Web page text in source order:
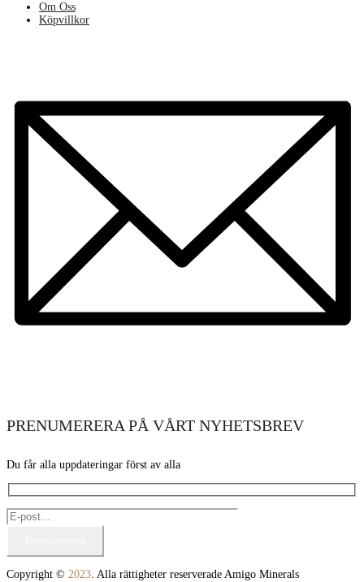
Om Oss
Köpvillkor
PRENUMERERA PÅ VÅRT NYHETSBREV
Du får alla uppdateringar först av alla
Copyright © 2023. Alla rättigheter reserverade Amigo Minerals